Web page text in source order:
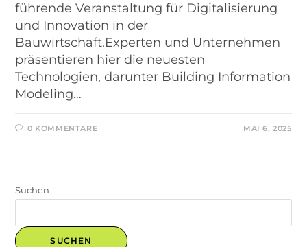
führende Veranstaltung für Digitalisierung
und Innovation in der
Bauwirtschaft.Experten und Unternehmen
präsentieren hier die neuesten
Technologien, darunter Building Information
Modeling…
0 KOMMENTARE MAI 6, 2025
Suchen
SUCHEN